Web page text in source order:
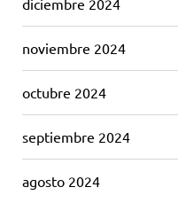
diciembre 2024
noviembre 2024
octubre 2024
septiembre 2024
agosto 2024